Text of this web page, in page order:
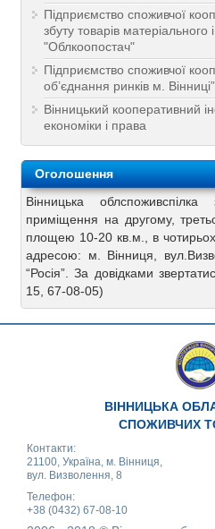
Підприємство споживчої
збуту товарів матеріального
"Облкоопостач"
Підприємство споживчої
об’єднання ринків м. Вінниці”
Вінницький кооперативний
економіки і права
Оголошення
Вінницька
приміщення на другому,
площею 10-20 кв.м., в
адресою: м. Вінниця,
“Росія”. За довідками
15, 67-08-05)
ВІННИЦЬКА
СПОЖИВЧИХ
Контакти:
21100, Україна, м. Вінниця,
вул. Визволення, 8
Телефон:
+38 (0432) 67-08-10